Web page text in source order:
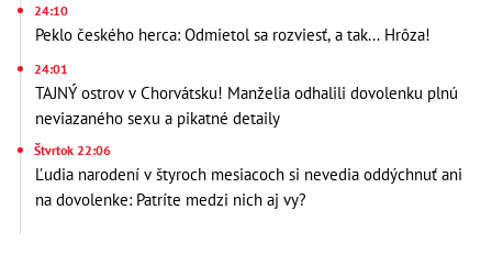
24:10
Peklo českého herca: Odmietol sa rozviesť, a tak... Hrôza!
24:01
TAJNÝ ostrov v Chorvátsku! Manželia odhalili dovolenku plnú
neviazaného sexu a pikatné detaily
Štvrtok 22:06
Ľudia narodení v štyroch mesiacoch si nevedia oddýchnuť ani
na dovolenke: Patríte medzi nich aj vy?